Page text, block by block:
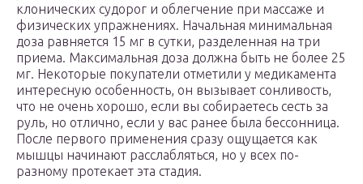
клонических судорог и облегчение при массаже и
физических упражнениях. Начальная минимальная
доза равняется 15 мг в сутки, разделенная на три
приема. Максимальная доза должна быть не более 25
мг. Некоторые покупатели отметили у медикамента
интересную особенность, он вызывает сонливость,
что не очень хорошо, если вы собираетесь сесть за
руль, но отлично, если у вас ранее была бессонница.
После первого применения сразу ощущается как
мышцы начинают расслабляться, но у всех по-
разному протекает эта стадия.